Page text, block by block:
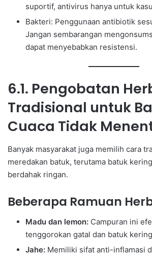
suportif, antivirus hanya untuk
Bakteri: Penggunaan antibiotik
Jangan sembarangan
dapat menyebabkan resistensi.
6.1. Pengobatan
Tradisional untuk
Cuaca Tidak
Banyak masyarakat juga memilih cara
meredakan batuk, terutama batuk
berdahak ringan.
Beberapa Ramuan
Madu dan lemon: Campuran ini
tenggorokan gatal dan batuk
Jahe: Memiliki sifat anti-inflamasi